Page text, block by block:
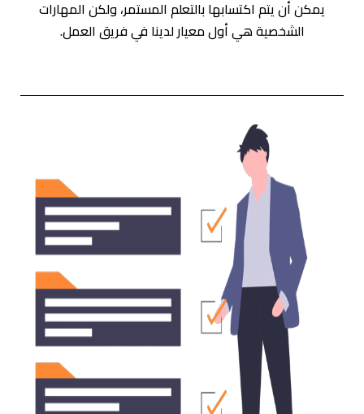
يمكن أن يتم اكتسابها بالتعلم المستمر، ولكن المهارات
الشخصية هي أول معيار لدينا في فريق العمل.